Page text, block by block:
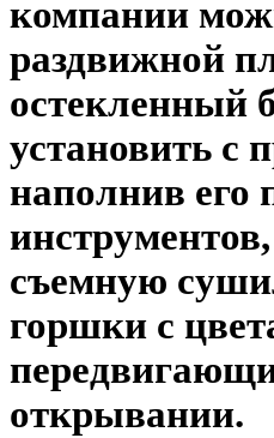
компании
раздвижной
остекленный
установить с
наполнив его
съемную
горшки с
открывании.